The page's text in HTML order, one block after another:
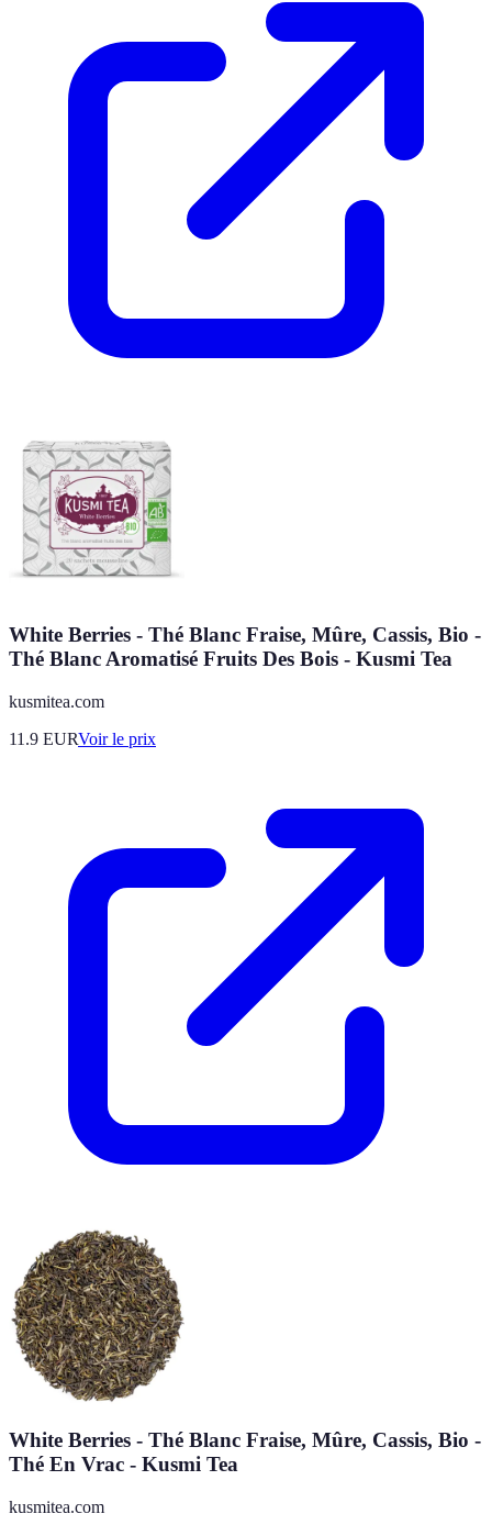
White Berries - Thé Blanc Fraise, Mûre, Cassis, Bio -
Thé Blanc Aromatisé Fruits Des Bois - Kusmi Tea
kusmitea.com
11.9 EURVoir le prix
White Berries - Thé Blanc Fraise, Mûre, Cassis, Bio -
Thé En Vrac - Kusmi Tea
kusmitea.com